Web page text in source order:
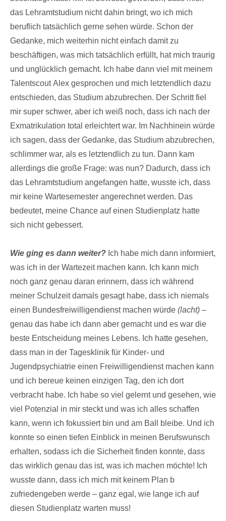
das Lehramtstudium nicht dahin bringt, wo ich mich
beruflich tatsächlich gerne sehen würde. Schon der
Gedanke, mich weiterhin nicht einfach damit zu
beschäftigen, was mich tatsächlich erfüllt, hat mich traurig
und unglücklich gemacht. Ich habe dann viel mit meinem
Talentscout Alex gesprochen und mich letztendlich dazu
entschieden, das Studium abzubrechen. Der Schritt fiel
mir super schwer, aber ich weiß noch, dass ich nach der
Exmatrikulation total erleichtert war. Im Nachhinein würde
ich sagen, dass der Gedanke, das Studium abzubrechen,
schlimmer war, als es letztendlich zu tun. Dann kam
allerdings die große Frage: was nun? Dadurch, dass ich
das Lehramtstudium angefangen hatte, wusste ich, dass
mir keine Wartesemester angerechnet werden. Das
bedeutet, meine Chance auf einen Studienplatz hatte
sich nicht gebessert.
Wie ging es dann weiter? Ich habe mich dann informiert,
was ich in der Wartezeit machen kann. Ich kann mich
noch ganz genau daran erinnern, dass ich während
meiner Schulzeit damals gesagt habe, dass ich niemals
einen Bundesfreiwilligendienst machen würde (lacht) –
genau das habe ich dann aber gemacht und es war die
beste Entscheidung meines Lebens. Ich hatte gesehen,
dass man in der Tagesklinik für Kinder- und
Jugendpsychiatrie einen Freiwilligendienst machen kann
und ich bereue keinen einzigen Tag, den ich dort
verbracht habe. Ich habe so viel gelernt und gesehen, wie
viel Potenzial in mir steckt und was ich alles schaffen
kann, wenn ich fokussiert bin und am Ball bleibe. Und ich
konnte so einen tiefen Einblick in meinen Berufswunsch
erhalten, sodass ich die Sicherheit finden konnte, dass
das wirklich genau das ist, was ich machen möchte! Ich
wusste dann, dass ich mich mit keinem Plan b
zufriedengeben werde – ganz egal, wie lange ich auf
diesen Studienplatz warten muss!